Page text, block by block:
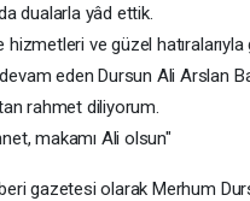
dualarla yâd ettik.
hizmetleri ve güzel
eden Dursun Ali Arslan
rahmet diliyorum.
makamı Ali olsun"
gazetesi olarak Merhum